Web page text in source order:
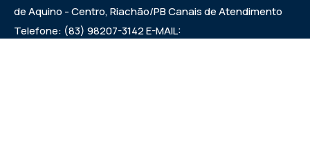
de Aquino - Centro, Riachão/PB Canais de Atendimento
Telefone: (83) 98207-3142 E-MAIL: